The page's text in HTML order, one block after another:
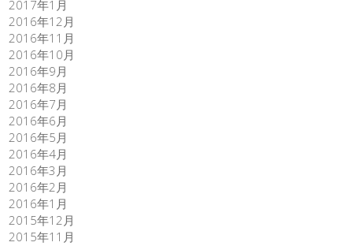
2017年1月
2016年12月
2016年11月
2016年10月
2016年9月
2016年8月
2016年7月
2016年6月
2016年5月
2016年4月
2016年3月
2016年2月
2016年1月
2015年12月
2015年11月